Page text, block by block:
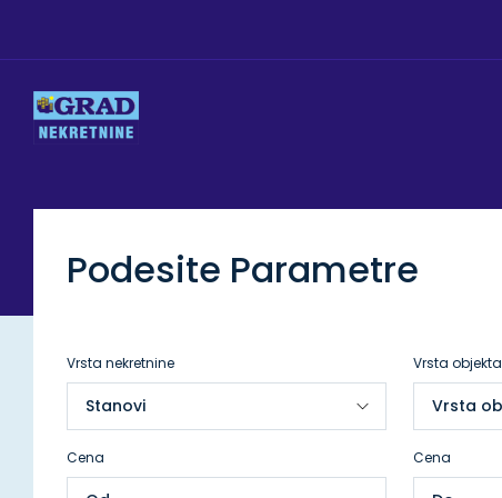
Podesite Parametre
Vrsta nekretnine Vrsta objekta
Cena Cena